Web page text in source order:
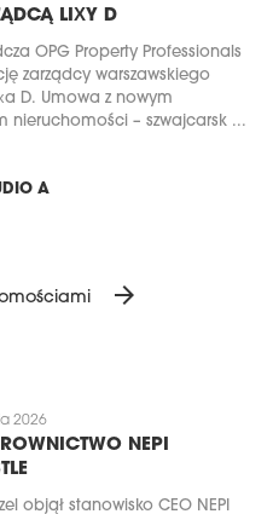
LIXY D
OPG Property Professionals
zarządcy warszawskiego
D. Umowa z nowym
nieruchomości – szwajcarsk ...
A
arrow_forward
2026
NEPI
objął stanowisko CEO NEPI